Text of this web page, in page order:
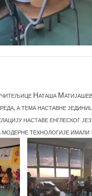
Наташа
а тема наставне
наставе енглеског
технологије